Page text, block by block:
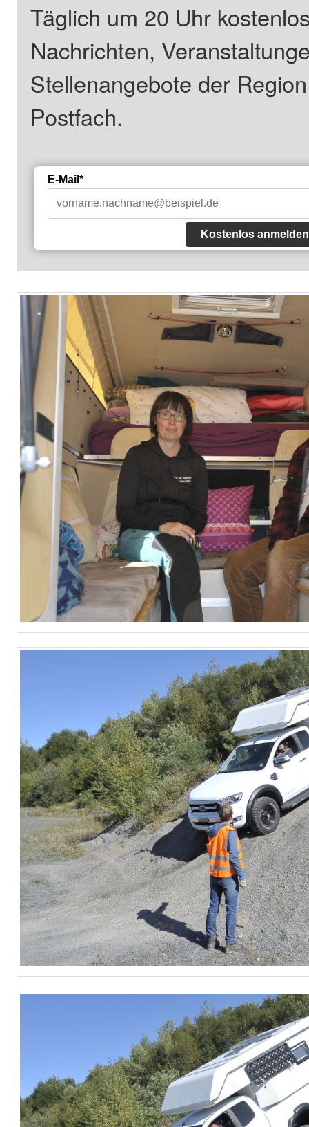
Täglich um 20 Uhr
Nachrichten,
Stellenangebote der
Postfach.
E-Mail*
Kostenlos anmelden